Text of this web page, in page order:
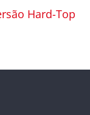
Hard-Top